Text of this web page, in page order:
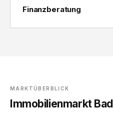
Finanzberatung
MARKTÜBERBLICK
Immobilienmarkt